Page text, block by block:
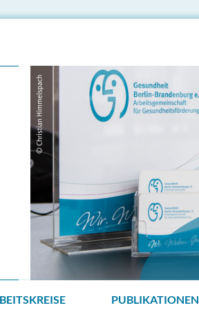
PUBLIKATIONEN